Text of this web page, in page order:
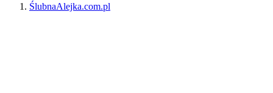
ŚlubnaAlejka.com.pl